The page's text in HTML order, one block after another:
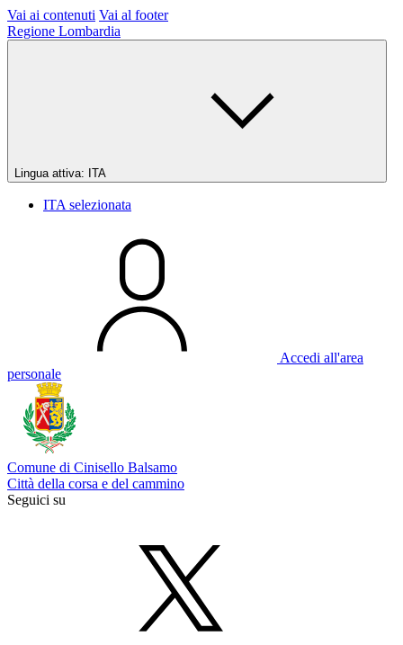
Vai ai contenuti Vai al footer
Regione Lombardia
Lingua attiva: ITA
ITA selezionata
Accedi all'area
personale
Comune di Cinisello Balsamo
Città della corsa e del cammino
Seguici su